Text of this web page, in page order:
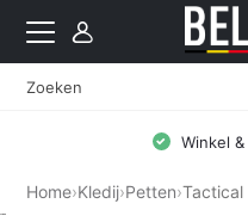
Gratis
Home›Kledij›Petten›Tactical